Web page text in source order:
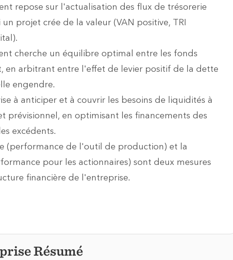
repose sur l'actualisation des flux de trésorerie
projet crée de la valeur (VAN positive, TRI
cherche un équilibre optimal entre les fonds
en arbitrant entre l'effet de levier positif de la dette
engendre.
à anticiper et à couvrir les besoins de liquidités à
prévisionnel, en optimisant les financements des
excédents.
(performance de l'outil de production) et la
pour les actionnaires) sont deux mesures
financière de l'entreprise.
Résumé